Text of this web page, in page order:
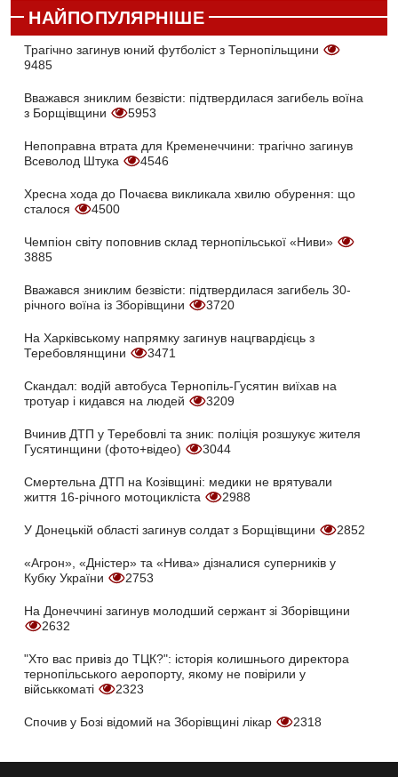
НАЙПОПУЛЯРНІШЕ
Трагічно загинув юний футболіст з Тернопільщини
9485
Вважався зниклим безвісти: підтвердилася загибель воїна
з Борщівщини
5953
Непоправна втрата для Кременеччини: трагічно загинув
Всеволод Штука
4546
Хресна хода до Почаєва викликала хвилю обурення: що
сталося
4500
Чемпіон світу поповнив склад тернопільської «Ниви»
3885
Вважався зниклим безвісти: підтвердилася загибель 30-
річного воїна із Зборівщини
3720
На Харківському напрямку загинув нацгвардієць з
Теребовлянщини
3471
Скандал: водій автобуса Тернопіль-Гусятин виїхав на
тротуар і кидався на людей
3209
Вчинив ДТП у Теребовлі та зник: поліція розшукує жителя
Гусятинщини (фото+відео)
3044
Смертельна ДТП на Козівщині: медики не врятували
життя 16-річного мотоцикліста
2988
У Донецькій області загинув солдат з Борщівщини 2852
«Агрон», «Дністер» та «Нива» дізналися суперників у
Кубку України
2753
На Донеччині загинув молодший сержант зі Зборівщини
2632
"Хто вас привіз до ТЦК?": історія колишнього директора
тернопільського аеропорту, якому не повірили у
військкоматі
2323
Спочив у Бозі відомий на Зборівщині лікар 2318